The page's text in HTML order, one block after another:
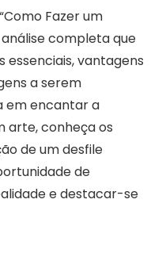
Fazer um
completa que
vantagens
a serem
em encantar a
arte, conheça os
de um desfile
de
e destacar-se